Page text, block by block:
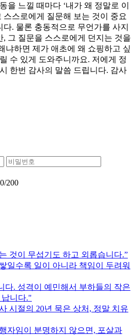
을 느낄 때마다 ‘내가 왜 정말로 이
스스로에게 질문해 보는 것이 중요
. 물론 충동적으로 무언가를 사지
그 질문을 스스로에게 던지는 것을
냐하면 제가 애초에 왜 쇼핑하고 싶
수 있게 도와주니까요. 저에게 정
한번 감사의 말씀 드립니다. 감사
0/200
것이 무섭기도 하고 외롭습니다.”
일수록 일이 아니라 책임이 두려워
다. 성격이 예민해서 부하들의 작은
니다."
시절의 20년 묵은 상처, 정말 치유
자임이 분명하지 않으면, 포살과